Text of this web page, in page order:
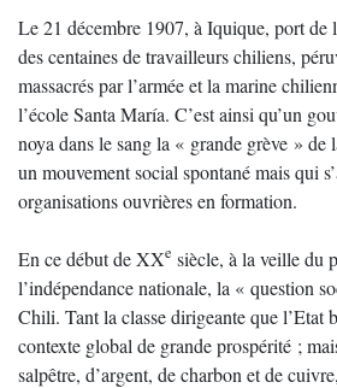
Le 21 décembre 1907, à Iquique, port de
des centaines de travailleurs chiliens,
massacrés par l’armée et la marine
l’école Santa María. C’est ainsi qu’un
noya dans le sang la « grande grève » de
un mouvement social spontané mais qui
organisations ouvrières en formation.
En ce début de XXe siècle, à la veille du
l’indépendance nationale, la « question
Chili. Tant la classe dirigeante que l’Etat
contexte global de grande prospérité ;
salpêtre, d’argent, de charbon et de